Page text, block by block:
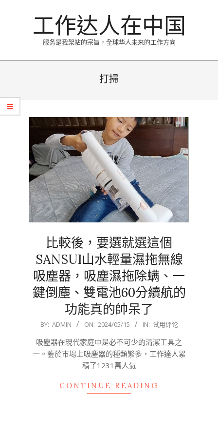
工作达人在中国
服务是我架站的宗旨，全球华人未来的工作方向
打掃
比較後，要選就選這個
SANSUI山水輕量濕拖無線
吸塵器，吸塵濕拖除螨、一
鍵倒塵、雙電池60分續航的
功能真的帥呆了
2024-
15
BY: ADMIN ON: 2024/05/15 IN: 试用评论
吸塵器在現代家庭中是必不可少的清潔工具之
一。鑒於市場上吸塵器的種類繁多，工作達人累
積了1231萬人氣
CONTINUE READING